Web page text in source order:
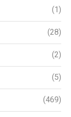
(1)
(28)
(2)
(5)
(469)